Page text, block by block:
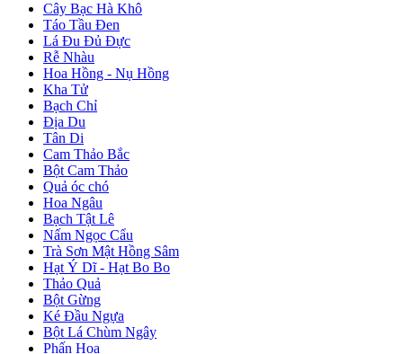
Cây Bạc Hà Khô
Táo Tầu Đen
Lá Đu Đủ Đực
Rễ Nhàu
Hoa Hồng - Nụ Hồng
Kha Tử
Bạch Chỉ
Địa Du
Tân Di
Cam Thảo Bắc
Bột Cam Thảo
Quả óc chó
Hoa Ngâu
Bạch Tật Lê
Nấm Ngọc Cẩu
Trà Sơn Mật Hồng Sâm
Hạt Ý Dĩ - Hạt Bo Bo
Thảo Quả
Bột Gừng
Ké Đầu Ngựa
Bột Lá Chùm Ngây
Phấn Hoa